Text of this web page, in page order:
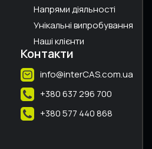
Напрями діяльності
Унікальні випробування
Наші клієнти
Контакти
info@interCAS.com.ua
+380 637 296 700
+380 577 440 868